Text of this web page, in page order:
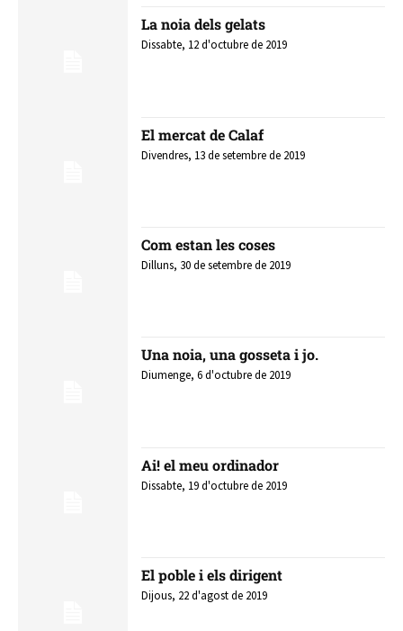
La noia dels gelats
Dissabte, 12 d'octubre de 2019
El mercat de Calaf
Divendres, 13 de setembre de 2019
Com estan les coses
Dilluns, 30 de setembre de 2019
Una noia, una gosseta i jo.
Diumenge, 6 d'octubre de 2019
Ai! el meu ordinador
Dissabte, 19 d'octubre de 2019
El poble i els dirigent
Dijous, 22 d'agost de 2019